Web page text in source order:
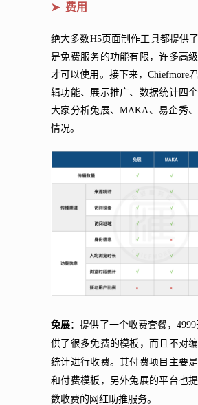
➤ 费用
绝大多数H5页面制作工具都提供
是免费服务的功能有限，许多高
才可以使用。接下来，Chiefmore
辑功能、展示推广、数据统计四
大家分析兔展、MAKA、易企秀
情况。
兔展：提供了一个收费套餐，
供了很多免费的模板，而且不对
统计进行收费。其付费项目主要
和付费模板，另外兔展的平台也
数收费的网红助推服务。